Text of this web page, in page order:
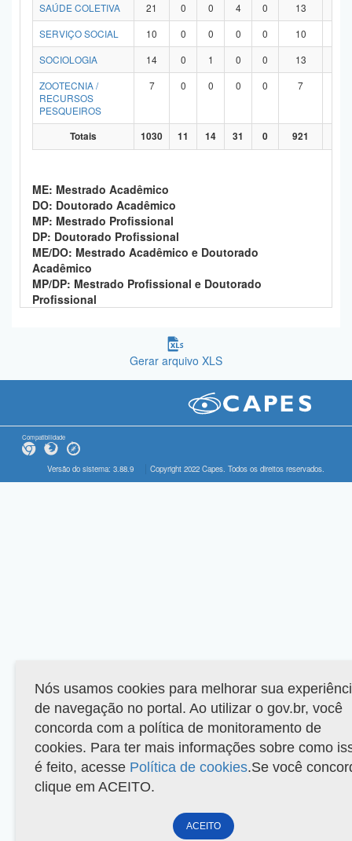
SAÚDE COLETIVA
21 0 0 4 0 13
SERVIÇO SOCIAL
10 0 0 0 0 10
SOCIOLOGIA
14 0 1 0 0 13
ZOOTECNIA /
RECURSOS
PESQUEIROS
7 0 0 0 0 7
Totais 1030 11 14 31 0 921
ME: Mestrado Acadêmico
DO: Doutorado Acadêmico
MP: Mestrado Profissional
DP: Doutorado Profissional
ME/DO: Mestrado Acadêmico e Doutorado
Acadêmico
MP/DP: Mestrado Profissional e Doutorado
Profissional
Gerar arquivo XLS
Compatibilidade
Versão do sistema: 3.88.9 Copyright 2022 Capes. Todos os direitos reservados.
Nós usamos cookies para melhorar sua
de navegação no portal. Ao utilizar o gov.br, você
concorda com a política de monitoramento de
cookies. Para ter mais informações sobre como
é feito, acesse Política de cookies.Se você
clique em ACEITO.
ACEITO